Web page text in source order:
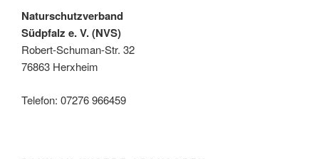
Naturschutzverband
Südpfalz e. V. (NVS)
Robert-Schuman-Str. 32
76863 Herxheim
Telefon: 07276 966459